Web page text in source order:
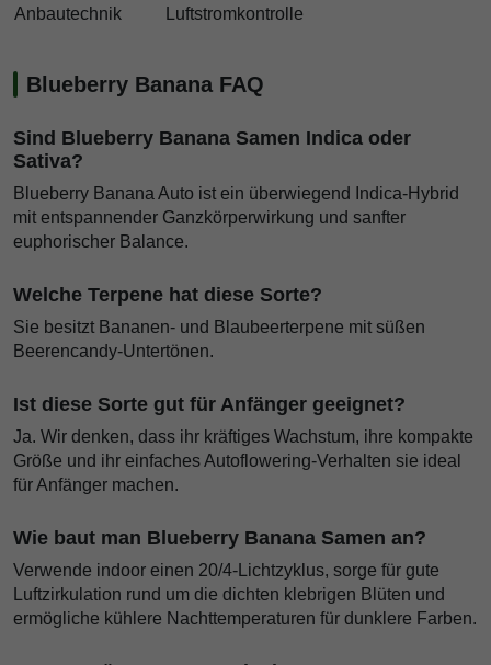
Anbautechnik
Luftstromkontrolle
Blueberry Banana FAQ
Sind Blueberry Banana Samen Indica oder
Sativa?
Blueberry Banana Auto ist ein überwiegend Indica-Hybrid
mit entspannender Ganzkörperwirkung und sanfter
euphorischer Balance.
Welche Terpene hat diese Sorte?
Sie besitzt Bananen- und Blaubeerterpene mit süßen
Beerencandy-Untertönen.
Ist diese Sorte gut für Anfänger geeignet?
Ja. Wir denken, dass ihr kräftiges Wachstum, ihre kompakte
Größe und ihr einfaches Autoflowering-Verhalten sie ideal
für Anfänger machen.
Wie baut man Blueberry Banana Samen an?
Verwende indoor einen 20/4-Lichtzyklus, sorge für gute
Luftzirkulation rund um die dichten klebrigen Blüten und
ermögliche kühlere Nachttemperaturen für dunklere Farben.